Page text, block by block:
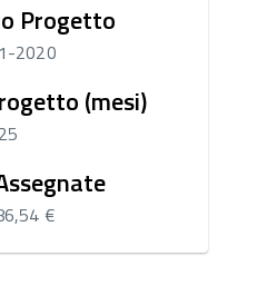
Progetto
2020
(mesi)
25
€